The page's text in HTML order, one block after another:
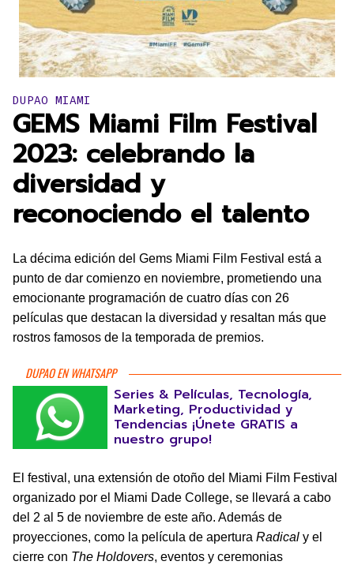
Publicado en:
DUPAO MIAMI
GEMS Miami Film Festival
2023: celebrando la
diversidad y
reconociendo el talento
La décima edición del Gems Miami Film Festival está a
punto de dar comienzo en noviembre, prometiendo una
emocionante programación de cuatro días con 26
películas que destacan la diversidad y resaltan más que
rostros famosos de la temporada de premios.
DUPAO EN WHATSAPP
Series & Películas, Tecnología,
Marketing, Productividad y
Tendencias ¡Únete GRATIS a
nuestro grupo!
El festival, una extensión de otoño del Miami Film Festival
organizado por el Miami Dade College, se llevará a cabo
del 2 al 5 de noviembre de este año. Además de
proyecciones, como la película de apertura Radical y el
cierre con The Holdovers, eventos y ceremonias